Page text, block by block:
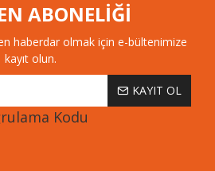
ABONELİĞİ
haberdar olmak için e-bültenimize
kayıt olun.
KAYIT OL
Kodu